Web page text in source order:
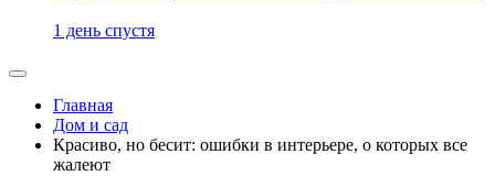
1 день спустя
Главная
Дом и сад
Красиво, но бесит: ошибки в интерьере, о которых все
жалеют